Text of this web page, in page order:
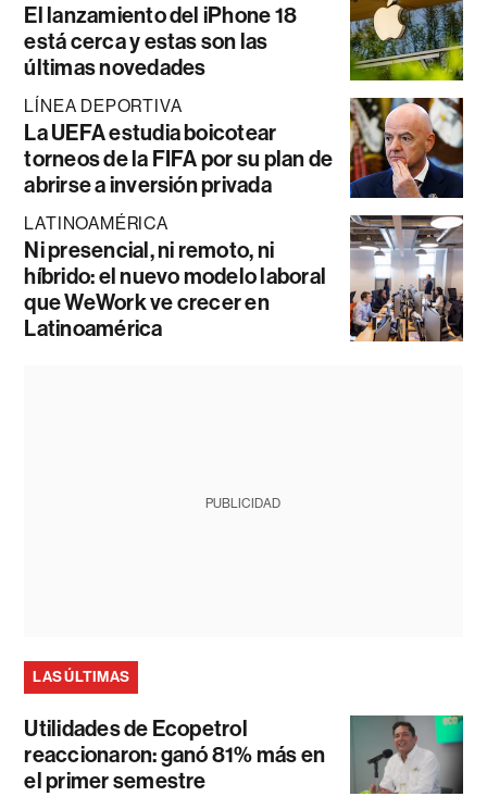
El lanzamiento del iPhone 18
está cerca y estas son las
últimas novedades
LÍNEA DEPORTIVA
La UEFA estudia boicotear
torneos de la FIFA por su plan de
abrirse a inversión privada
LATINOAMÉRICA
Ni presencial, ni remoto, ni
híbrido: el nuevo modelo laboral
que WeWork ve crecer en
Latinoamérica
PUBLICIDAD
LAS ÚLTIMAS
Utilidades de Ecopetrol
reaccionaron: ganó 81% más en
el primer semestre